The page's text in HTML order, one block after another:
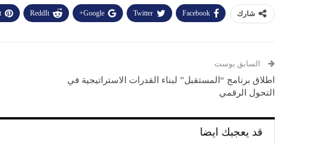
شارك Facebook
Twitter
Google+
ReddIt
السابق بوست
اطلاق برنامج “المستقبل” لبناء القدرات الاستراتيجية في
التحول الرقمي
قد يعجبك ايضا